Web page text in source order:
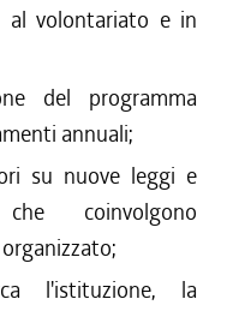
al volontariato e in
del programma
annuali;
su nuove leggi e
coinvolgono
l'istituzione, la